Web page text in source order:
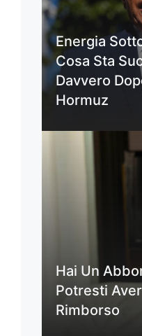
Energia
Cosa Sta
Davvero
Hormuz
Hai Un
Potresti
Rimborso